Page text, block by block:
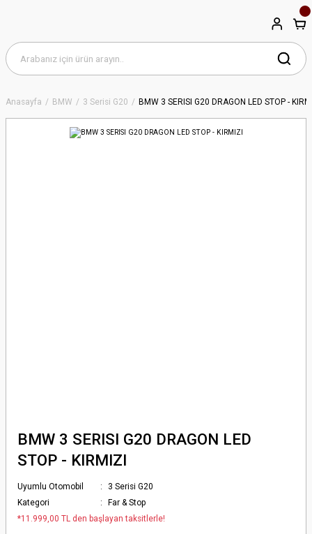
Anasayfa BMW 3 Serisi G20 BMW 3 SERISI G20 DRAGON LED STOP -
BMW 3 SERISI G20 DRAGON LED
STOP - KIRMIZI
Uyumlu Otomobil
3 Serisi G20
Kategori
Far & Stop
*11.999,00 TL den başlayan taksitlerle!